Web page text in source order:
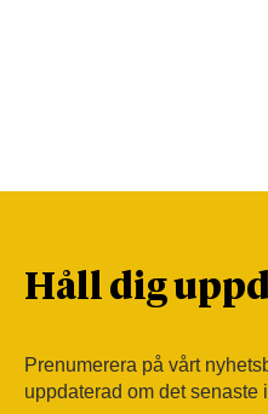
Håll dig
Prenumerera på vårt
uppdaterad om det senaste